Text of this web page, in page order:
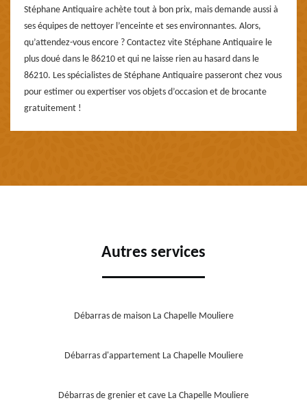
Stéphane Antiquaire achète tout à bon prix, mais demande aussi à
ses équipes de nettoyer l’enceinte et ses environnantes. Alors,
qu’attendez-vous encore ? Contactez vite Stéphane Antiquaire le
plus doué dans le 86210 et qui ne laisse rien au hasard dans le
86210. Les spécialistes de Stéphane Antiquaire passeront chez vous
pour estimer ou expertiser vos objets d’occasion et de brocante
gratuitement !
Autres services
Débarras de maison La Chapelle Mouliere
Débarras d'appartement La Chapelle Mouliere
Débarras de grenier et cave La Chapelle Mouliere